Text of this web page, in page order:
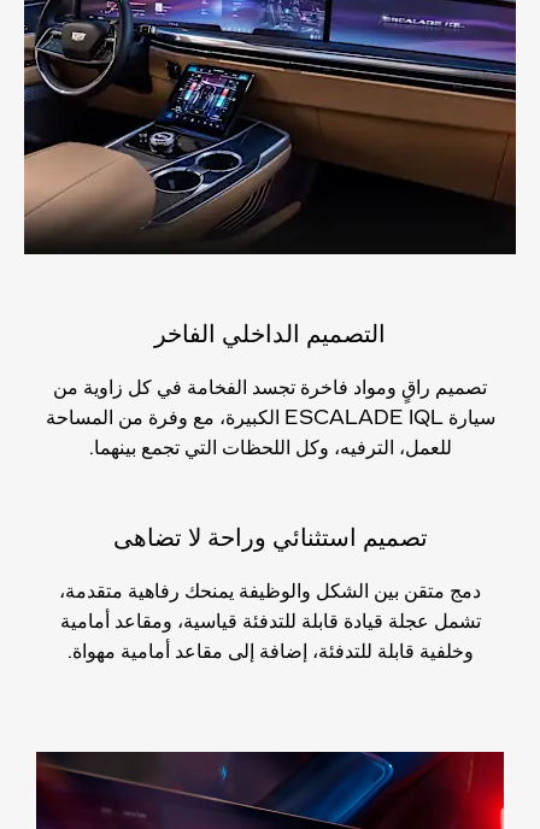
التصميم الداخلي الفاخر
تصميم راقٍ ومواد فاخرة تجسد الفخامة في كل زاوية من
سيارة ESCALADE IQL الكبيرة، مع وفرة من المساحة
للعمل، الترفيه، وكل اللحظات التي تجمع بينهما.
تصميم استثنائي وراحة لا تضاهى
دمج متقن بين الشكل والوظيفة يمنحك رفاهية متقدمة،
تشمل عجلة قيادة قابلة للتدفئة قياسية، ومقاعد أمامية
وخلفية قابلة للتدفئة، إضافة إلى مقاعد أمامية مهواة.